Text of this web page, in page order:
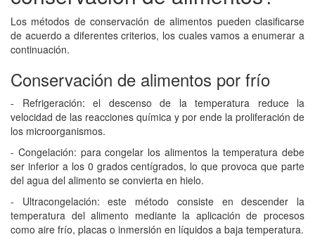
Los métodos de conservación de alimentos pueden clasificarse
de acuerdo a diferentes criterios, los cuales vamos a enumerar a
continuación.
Conservación de alimentos por frío
- Refrigeración: el descenso de la temperatura reduce la
velocidad de las reacciones química y por ende la proliferación de
los microorganismos.
- Congelación: para congelar los alimentos la temperatura debe
ser inferior a los 0 grados centígrados, lo que provoca que parte
del agua del alimento se convierta en hielo.
- Ultracongelación: este método consiste en descender la
temperatura del alimento mediante la aplicación de procesos
como aire frío, placas o inmersión en líquidos a baja temperatura.